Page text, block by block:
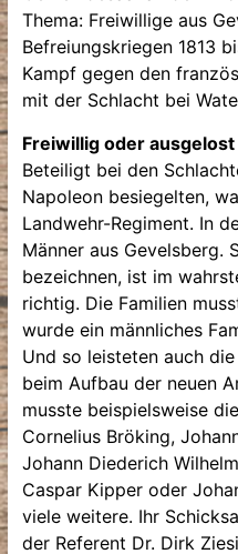
Thema: Freiwillige aus
Befreiungskriegen 1813
Kampf gegen den
mit der Schlacht bei
Freiwillig oder ausgelost
Beteiligt bei den
Napoleon besiegelten,
Landwehr-Regiment. In
Männer aus Gevelsberg.
bezeichnen, ist im
richtig. Die Familien
wurde ein männliches
Und so leisteten auch
beim Aufbau der neuen
musste beispielsweise
Cornelius Bröking,
Johann Diederich
Caspar Kipper oder
viele weitere. Ihr
der Referent Dr. Dirk